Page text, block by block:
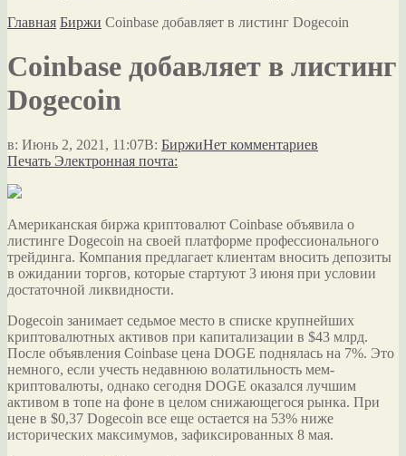
Главная Биржи Coinbase добавляет в листинг Dogecoin
Coinbase добавляет в листинг
Dogecoin
в: Июнь 2, 2021, 11:07В: БиржиНет комментариев
Печать Электронная почта:
Американская биржа криптовалют Coinbase объявила о
листинге Dogecoin на своей платформе профессионального
трейдинга. Компания предлагает клиентам вносить депозиты
в ожидании торгов, которые стартуют 3 июня при условии
достаточной ликвидности.
Dogecoin занимает седьмое место в списке крупнейших
криптовалютных активов при капитализации в $43 млрд.
После объявления Coinbase цена DOGE поднялась на 7%. Это
немного, если учесть недавнюю волатильность мем-
криптовалюты, однако сегодня DOGE оказался лучшим
активом в топе на фоне в целом снижающегося рынка. При
цене в $0,37 Dogecoin все еще остается на 53% ниже
исторических максимумов, зафиксированных 8 мая.